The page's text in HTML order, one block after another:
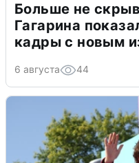
Больше не
Гагарина
кадры с новым
6 августа 44